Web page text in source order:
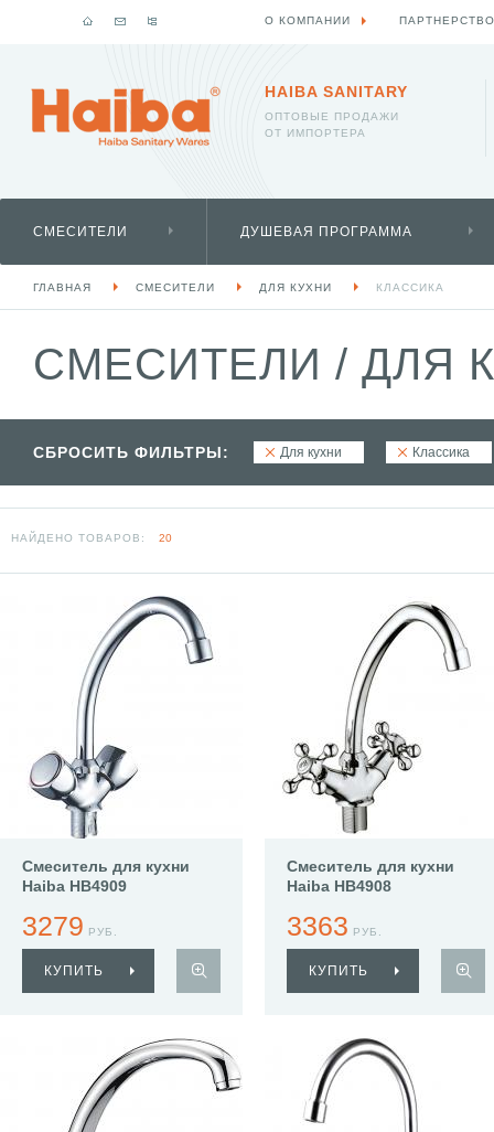
HAIBA SANITARY
ОПТОВЫЕ ПРОДАЖИ
ОТ ИМПОРТЕРА
СМЕСИТЕЛИ ДУШЕВАЯ ПРОГРАММА
ГЛАВНАЯ СМЕСИТЕЛИ ДЛЯ КУХНИ КЛАССИКА
СМЕСИТЕЛИ / ДЛЯ
СБРОСИТЬ ФИЛЬТРЫ: Для кухни Классика
НАЙДЕНО ТОВАРОВ: 20
Смеситель для кухни
Haiba HB4909
3279 РУБ.
КУПИТЬ
Смеситель для кухни
Haiba HB4908
3363 РУБ.
КУПИТЬ
О КОМПАНИИ ПАРТНЕРСТВО